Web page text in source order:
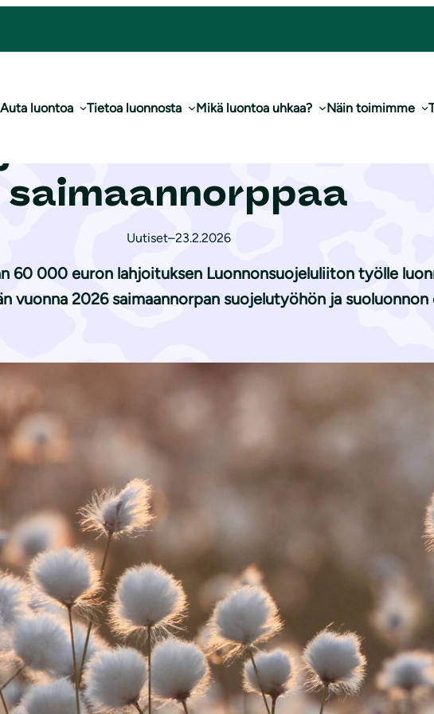
Auta luontoa Tietoa luonnosta Mikä luontoa uhkaa? Näin toimimme
ja saimaannorppaa
saimaannorppaa
Uutiset–23.2.2026
60 000 euron lahjoituksen Luonnonsuojeluliiton työlle
vuonna 2026 saimaannorpan suojelutyöhön ja suoluonnon
ja se kuuluu kaikille. Samalla siitä on vahvasti riippuvainen myös
syntyy yritysasiakkaiden liiketoiminnan kautta. Oman ja